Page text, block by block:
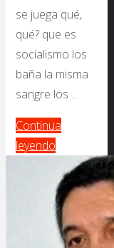
se juega qué,
qué? que es
socialismo los
baña la misma
sangre los …
Continua
leyendo